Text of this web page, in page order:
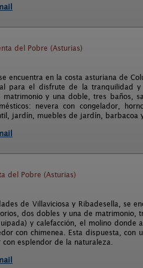
del Pobre (Asturias)
encuentra en la costa asturiana de
para el disfrute de la tranquilidad y
y una doble, tres baños,
nevera con congelador,
jardín, muebles de jardín, barbacoa
del Pobre (Asturias)
de Villaviciosa y Ribadesella, se
dos dobles y una de matrimonio,
y calefacción, el molino donde
con chimenea. Esta dispuesta, con
esplendor de la naturaleza.